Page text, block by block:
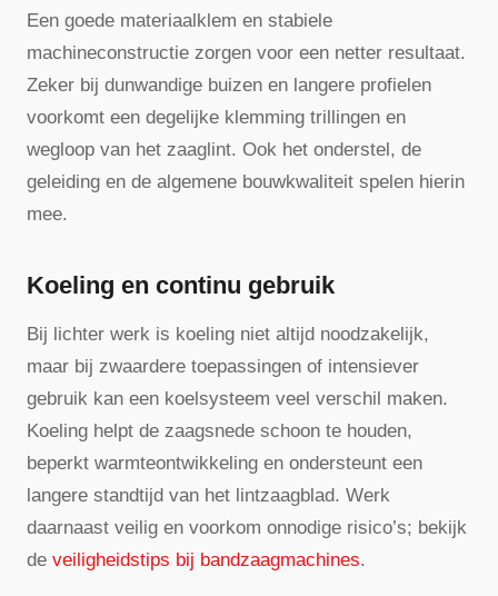
Een goede materiaalklem en stabiele
machineconstructie zorgen voor een netter resultaat.
Zeker bij dunwandige buizen en langere profielen
voorkomt een degelijke klemming trillingen en
wegloop van het zaaglint. Ook het onderstel, de
geleiding en de algemene bouwkwaliteit spelen hierin
mee.
Koeling en continu gebruik
Bij lichter werk is koeling niet altijd noodzakelijk,
maar bij zwaardere toepassingen of intensiever
gebruik kan een koelsysteem veel verschil maken.
Koeling helpt de zaagsnede schoon te houden,
beperkt warmteontwikkeling en ondersteunt een
langere standtijd van het lintzaagblad. Werk
daarnaast veilig en voorkom onnodige risico’s; bekijk
de veiligheidstips bij bandzaagmachines.